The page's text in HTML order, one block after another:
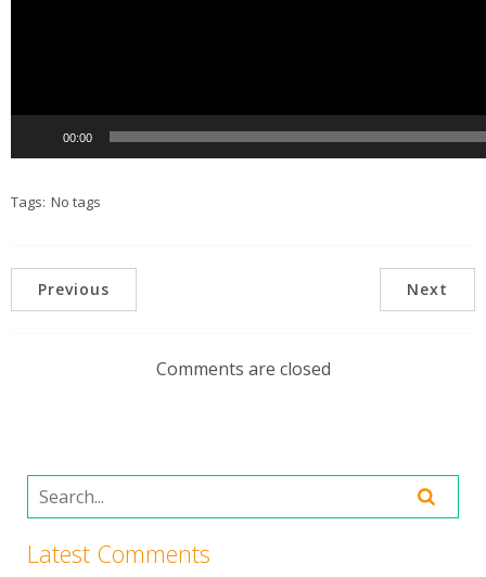
00:00
Tags: No tags
Previous Next
Comments are closed
Latest Comments